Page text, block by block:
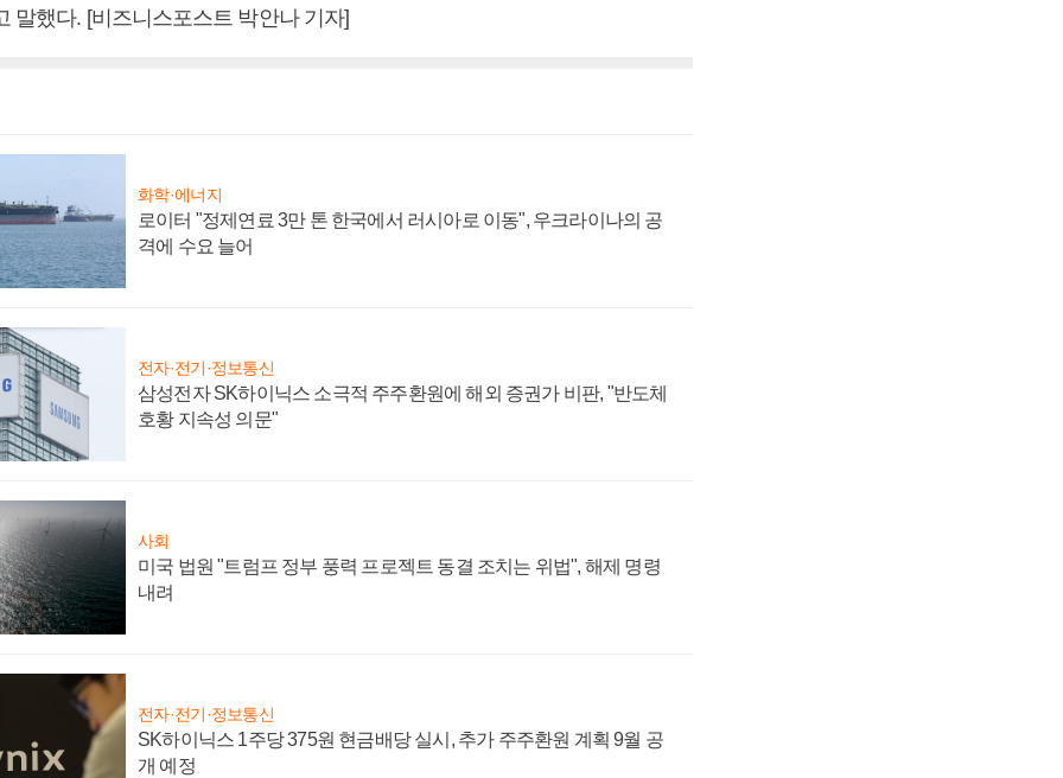
말했다. [비즈니스포스트 박안나 기자]
화학·에너지
로이터 "정제연료 3만 톤 한국에서 러시아로 이동", 우크라이나의 공
격에 수요 늘어
전자·전기·정보통신
삼성전자 SK하이닉스 소극적 주주환원에 해외 증권가 비판, "반도체
호황 지속성 의문"
사회
미국 법원 "트럼프 정부 풍력 프로젝트 동결 조치는 위법", 해제 명령
내려
전자·전기·정보통신
SK하이닉스 1주당 375원 현금배당 실시, 추가 주주환원 계획 9월 공
개 예정